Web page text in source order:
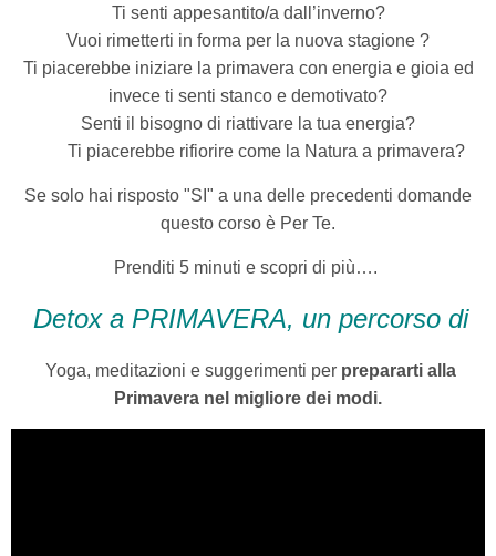
Ti senti appesantito/a dall’inverno?
Vuoi rimetterti in forma per la nuova stagione ?
Ti piacerebbe iniziare la primavera con energia e gioia ed
invece ti senti stanco e demotivato?
Senti il bisogno di riattivare la tua energia?
Ti piacerebbe rifiorire come la Natura a primavera?
Se solo hai risposto "SI" a una delle precedenti domande
questo corso è Per Te.
Prenditi 5 minuti e scopri di più….
Detox a PRIMAVERA, un percorso di
Yoga, meditazioni e suggerimenti per prepararti alla
Primavera nel migliore dei modi.